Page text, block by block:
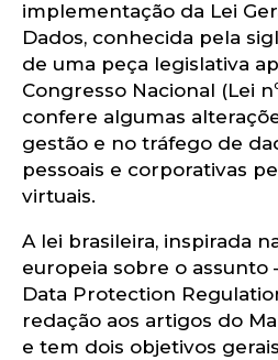
implementação da Lei
Dados, conhecida pela
de uma peça legislativa
Congresso Nacional (Lei
confere algumas
gestão e no tráfego de
pessoais e corporativas
virtuais.
A lei brasileira, inspirada
europeia sobre o assunto
Data Protection
redação aos artigos do
e tem dois objetivos